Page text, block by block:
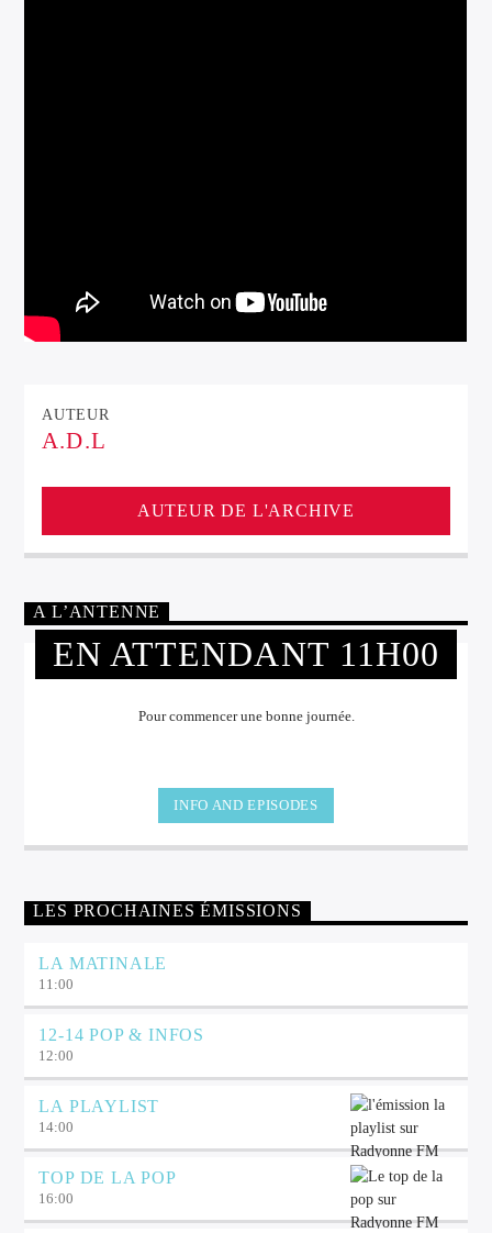
AUTEUR
A.D.L
AUTEUR DE L'ARCHIVE
A L’ANTENNE
EN ATTENDANT 11H00
Pour commencer une bonne journée.
INFO AND EPISODES
LES PROCHAINES ÉMISSIONS
LA MATINALE
11:00
12-14 POP & INFOS
12:00
LA PLAYLIST
14:00
TOP DE LA POP
16:00